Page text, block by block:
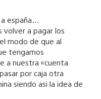
españa…
volver a pagar los
modo de que al
tengamos
a nuestra «cuenta
por caja otra
siendo asi la idea de